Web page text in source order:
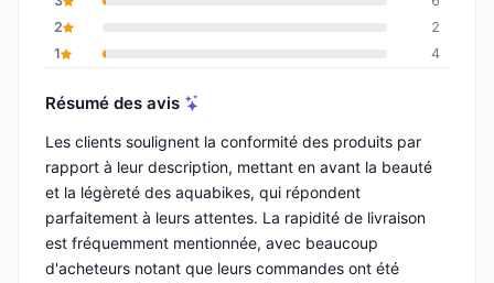
2
2
1
4
Résumé des avis
Les clients soulignent la conformité des produits par
rapport à leur description, mettant en avant la beauté
et la légèreté des aquabikes, qui répondent
parfaitement à leurs attentes. La rapidité de livraison
est fréquemment mentionnée, avec beaucoup
d'acheteurs notant que leurs commandes ont été